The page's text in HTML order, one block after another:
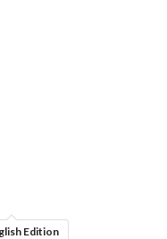
Edition